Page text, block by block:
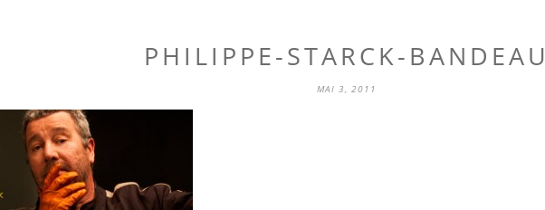
PHILIPPE-STARCK-BANDEAU
MAI 3, 2011